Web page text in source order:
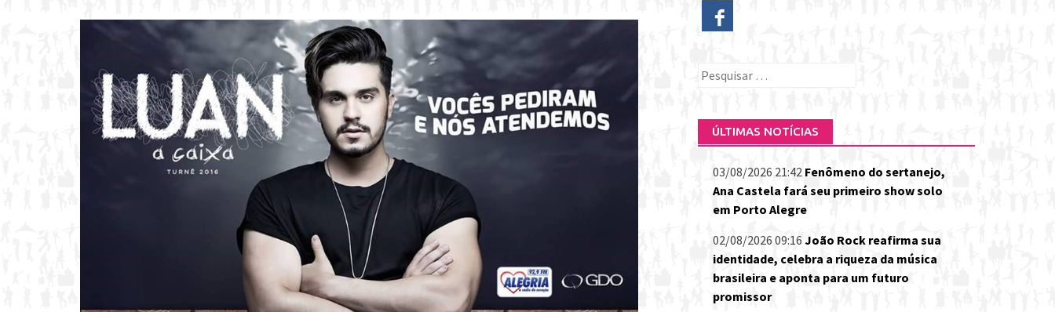
Pesquisar
ÚLTIMAS NOTÍCIAS
03/08/2026 21:42 Fenômeno do sertanejo,
Ana Castela fará seu primeiro show solo
em Porto Alegre
02/08/2026 09:16 João Rock reafirma sua
identidade, celebra a riqueza da música
brasileira e aponta para um futuro
promissor